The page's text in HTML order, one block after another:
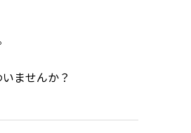
ませんか？